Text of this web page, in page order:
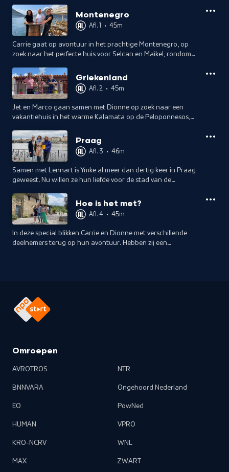
Montenegro
Afl. 1 • 45m
Carrie gaat op avontuur in het prachtige Montenegro, op
zoek naar het perfecte huis voor Selcan en Maikel, rondom
de regio.
Griekenland
Afl. 2 • 45m
Jet en Marco gaan samen met Dionne op zoek naar een
vakantiehuis in het warme Kalamata op de Peloponnesos,
regio.
Praag
Afl. 3 • 46m
Samen met Lennart is Ymke al meer dan dertig keer in Praag
geweest. Nu willen ze hun liefde voor de stad van de
Hoe is het met?
Afl. 4 • 45m
In deze special blikken Carrie en Dionne met verschillende
deelnemers terug op hun avontuur. Hebben zij een
Omroepen
AVROTROS
BNNVARA
EO
HUMAN
KRO-NCRV
MAX
NTR
Ongehoord Nederland
PowNed
VPRO
WNL
ZWART